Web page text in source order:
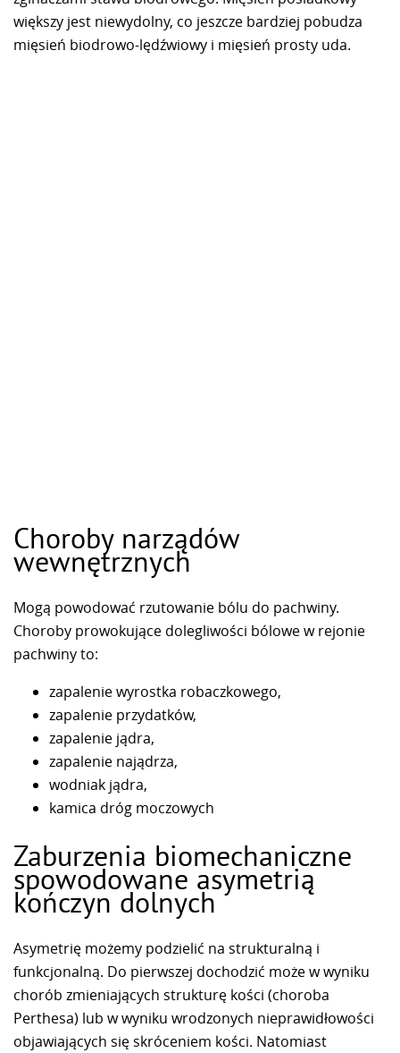
większy jest niewydolny, co jeszcze bardziej pobudza
mięsień biodrowo-lędźwiowy i mięsień prosty uda.
Choroby narządów
wewnętrznych
Mogą powodować rzutowanie bólu do pachwiny.
Choroby prowokujące dolegliwości bólowe w rejonie
pachwiny to:
zapalenie wyrostka robaczkowego,
zapalenie przydatków,
zapalenie jądra,
zapalenie najądrza,
wodniak jądra,
kamica dróg moczowych
Zaburzenia biomechaniczne
spowodowane asymetrią
kończyn dolnych
Asymetrię możemy podzielić na strukturalną i
funkcjonalną. Do pierwszej dochodzić może w wyniku
chorób zmieniających strukturę kości (choroba
Perthesa) lub w wyniku wrodzonych nieprawidłowości
objawiających się skróceniem kości. Natomiast